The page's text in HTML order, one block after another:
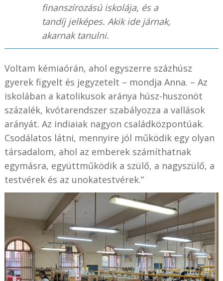
finanszírozású iskolája, és a
tandíj jelképes. Akik ide járnak,
akarnak tanulni.
Voltam kémiaórán, ahol egyszerre százhúsz
gyerek figyelt és jegyzetelt – mondja Anna. – Az
iskolában a katolikusok aránya húsz-huszonöt
százalék, kvótarendszer szabályozza a vallások
arányát. Az indiaiak nagyon családközpontúak.
Csodálatos látni, mennyire jól működik egy olyan
társadalom, ahol az emberek számíthatnak
egymásra, együttműködik a szülő, a nagyszülő, a
testvérek és az unokatestvérek.”